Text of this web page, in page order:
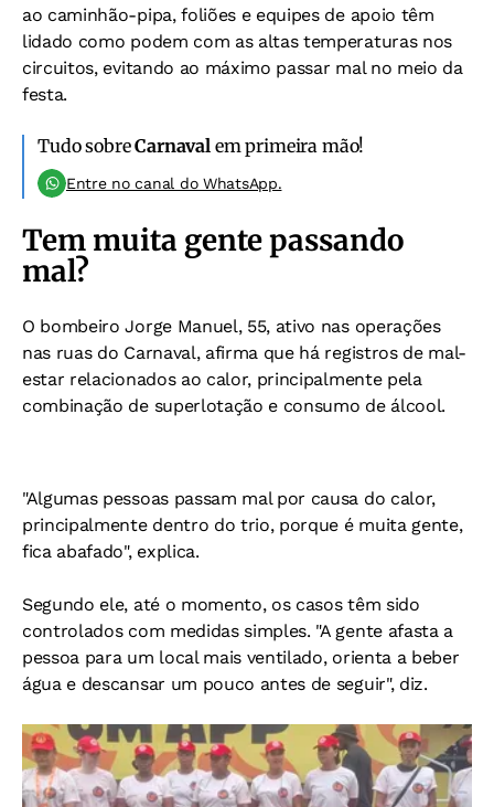
ao caminhão-pipa, foliões e equipes de apoio têm
lidado como podem com as altas temperaturas nos
circuitos, evitando ao máximo passar mal no meio da
festa.
Tudo sobreCarnaval em primeira mão!
Entre no canal do WhatsApp.
Tem muita gente passando
mal?
O bombeiro Jorge Manuel, 55, ativo nas operações
nas ruas do Carnaval, afirma que há registros de mal-
estar relacionados ao calor, principalmente pela
combinação de superlotação e consumo de álcool.
"Algumas pessoas passam mal por causa do calor,
principalmente dentro do trio, porque é muita gente,
fica abafado", explica.
Segundo ele, até o momento, os casos têm sido
controlados com medidas simples. "A gente afasta a
pessoa para um local mais ventilado, orienta a beber
água e descansar um pouco antes de seguir", diz.